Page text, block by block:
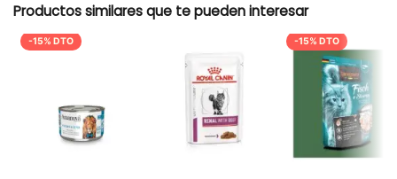
Productos similares que te pueden interesar
-15% DTO -15% DTO